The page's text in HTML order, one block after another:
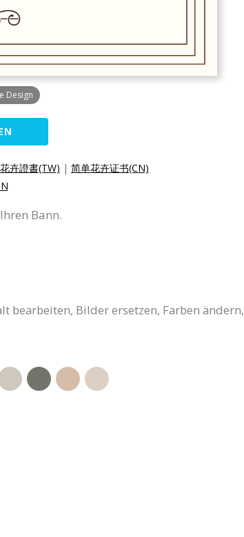
Design
卉證書(TW) | 简单花卉证书(CN)
Bann.
bearbeiten, Bilder ersetzen, Farben ändern,